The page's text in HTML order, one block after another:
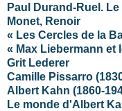
Paul Durand-Ruel.
Monet, Renoir
« Les Cercles de la
« Max Liebermann et
Grit Lederer
Camille Pissarro
Albert Kahn (1860-
Le monde d'Albert